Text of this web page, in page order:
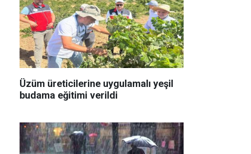
Üzüm üreticilerine uygulamalı yeşil
budama eğitimi verildi